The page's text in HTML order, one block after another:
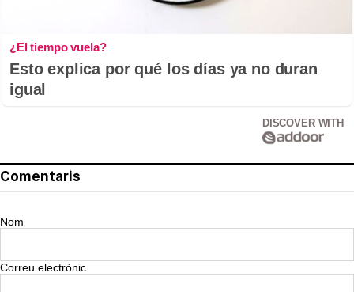
¿El tiempo vuela?
Esto explica por qué los días ya no duran
igual
DISCOVER WITH
Comentaris
Nom
Correu electrònic